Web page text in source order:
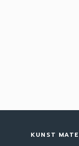
KUNST